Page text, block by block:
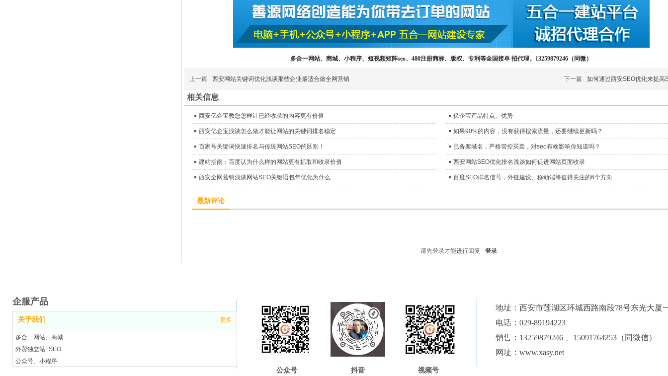
多合一网站、商城、小程序、短视频矩阵seo、480注册商标、版权、专利等全国接单 招代理。13259879246（同微）
上一篇 西安网站关键词优化浅谈那些企业最适合做全网营销 下一篇 如何通过西安SEO优化来提高
相关信息
西安亿企宝教您怎样让已经收录的内容更有价值 亿企宝产品特点、优势
西安亿企宝浅谈怎么做才能让网站的关键词排名稳定 如果90%的内容，没有获得搜索流量，还要继续更新吗？
百家号关键词快速排名与传统网站SEO的区别！ 已备案域名，严格管控买卖，对seo有啥影响你知道吗？
建站指南：百度认为什么样的网站更有抓取和收录价值 西安网站SEO优化排名浅谈如何促进网站页面收录
西安全网营销浅谈网站SEO关键语包年优化为什么 百度SEO排名信号，外链建设、移动端等值得关注的6个方向
最新评论
请先登录才能进行回复 登录
关于我们 更多
多合一网站、商城
外贸独立站+SEO
公众号、小程序
地址：西安市莲湖区环城西路南段78号东光大厦
电话：029-89194223
销售：13259879246 、15091764253（同微信）
网址：www.xasy.net
视频号
抖音
公众号
企服产品